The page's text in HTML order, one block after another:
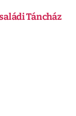
Táncház